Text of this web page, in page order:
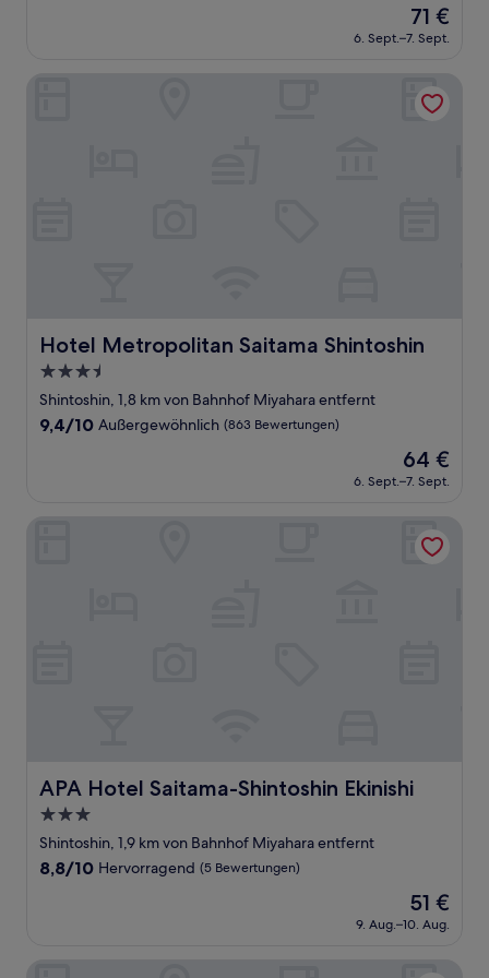
Bewertungen)
Der
Preis
beträgt
71 €
6. Sept.–7. Sept.
Hotel Metropolitan Saitama Shintoshin
Hotel Metropolitan Saitama Shintoshin
3.5-
Sterne-
Unterkunft
Shintoshin, 1,8 km von Bahnhof Miyahara entfernt
9.4
Bewertungen)
9,4/10 Außergewöhnlich (863 Bewertungen)
Der
Preis
beträgt
64 €
6. Sept.–7. Sept.
APA Hotel Saitama-Shintoshin Ekinishi
APA Hotel Saitama-Shintoshin Ekinishi
3.0-
Sterne-
Unterkunft
Shintoshin, 1,9 km von Bahnhof Miyahara entfernt
8.8
Bewertungen)
8,8/10 Hervorragend (5 Bewertungen)
Der
Preis
beträgt
51 €
9. Aug.–10. Aug.